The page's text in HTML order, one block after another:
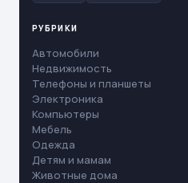
РУБРИКИ
Автомобили
Недвижимость
Телефоны и планшеты
Электроника
Компьютеры
Мебель
Одежда
Детям и мамам
Животные дома